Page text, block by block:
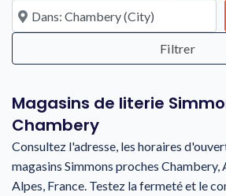
À proximité de
Magasins de literie
Chambery
Consultez l'adresse, les horaires
magasins Simmons proches Chambery,
Alpes, France. Testez la fermeté et le